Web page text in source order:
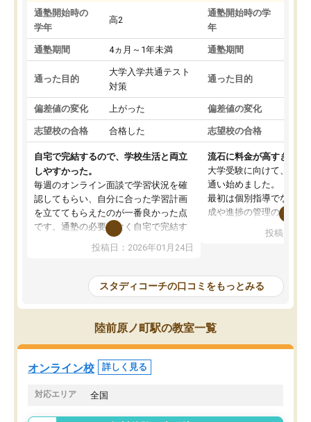
通塾開始時の
学年
高2
通塾期間 4ヵ月～1年未満
通った目的
大学入学共通テスト
対策
偏差値の変化 上がった
志望校の合格 合格した
自宅で完結するので、学校生活と両立
しやすかった。
毎週のオンライン面談で学習状況を確
認してもらい、自分に合った学習計画
を立ててもらえたのが一番良かった点
です。通塾の必要がなく自宅で完結す
たです。コーチが現役大学生で相談し
安も気軽に話せました。勉強習慣が身
についたと感じています。また、チャ
ットで質問できるのも便利でした。一
人では迷いがちだった受験勉強を、最
だと思います。
投稿日：2026年01月24日
通塾開始時の学
年
通塾期間
通った目的
偏差値の変化
志望校の合格
流石に料金が高すぎる
大学受験に向けて、高2
通い始めました。
最初は個別指導でなく、
成や進捗の管理のみのコ
じ個別指導コースに変更
性が良くなかったです。
モチベーションが上がら
にやめてしまいました。
追加で料金を払うことで
の方の予定が空いていな
投稿日：
スタディコーチの口コミをもっとみる
陸前原ノ町駅の教室一覧
オンライン校 詳しく見る
対応エリア 全国